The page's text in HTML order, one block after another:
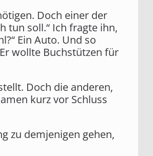
Doch einer der
tun soll.“ Ich fragte ihn,
Ein Auto. Und so
wollte Buchstützen für
Doch die anderen,
kurz vor Schluss
zu demjenigen gehen,